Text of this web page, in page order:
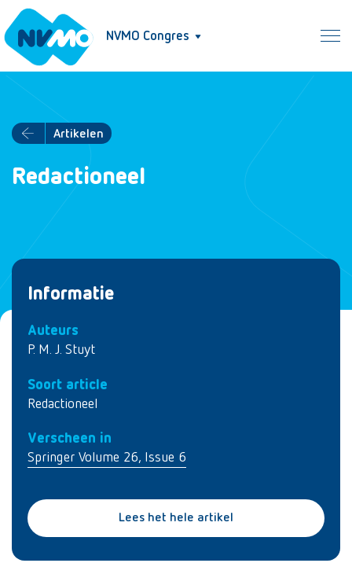
NVMO Congres
Artikelen
Redactioneel
Informatie
Auteurs
P. M. J. Stuyt
Soort article
Redactioneel
Verscheen in
Springer Volume 26, Issue 6
Lees het hele artikel